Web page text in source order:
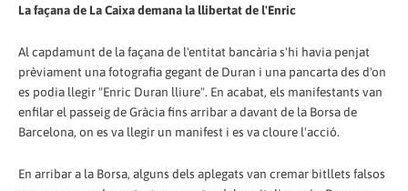
La façana de La Caixa demana la llibertat de l'Enric
Al capdamunt de la façana de l'entitat bancària s'hi havia penjat
prèviament una fotografia gegant de Duran i una pancarta des d'on
es podia llegir "Enric Duran lliure". En acabat, els manifestants van
enfilar el passeig de Gràcia fins arribar a davant de la Borsa de
Barcelona, on es va llegir un manifest i es va cloure l'acció.
En arribar a la Borsa, alguns dels aplegats van cremar bitllets falsos